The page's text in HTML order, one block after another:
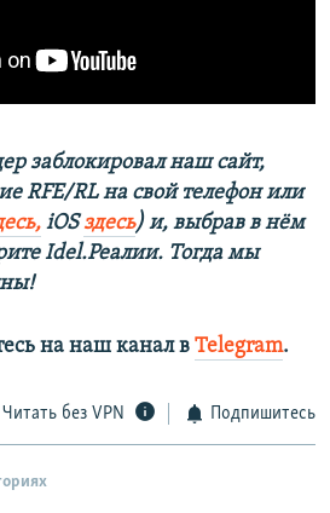
заблокировал наш сайт,
RFE/RL на свой телефон или
iOSздесь) и, выбрав в нём
Idel.Реалии. Тогда мы
на наш канал в Telegram.
Читать без VPN Подпишитесь